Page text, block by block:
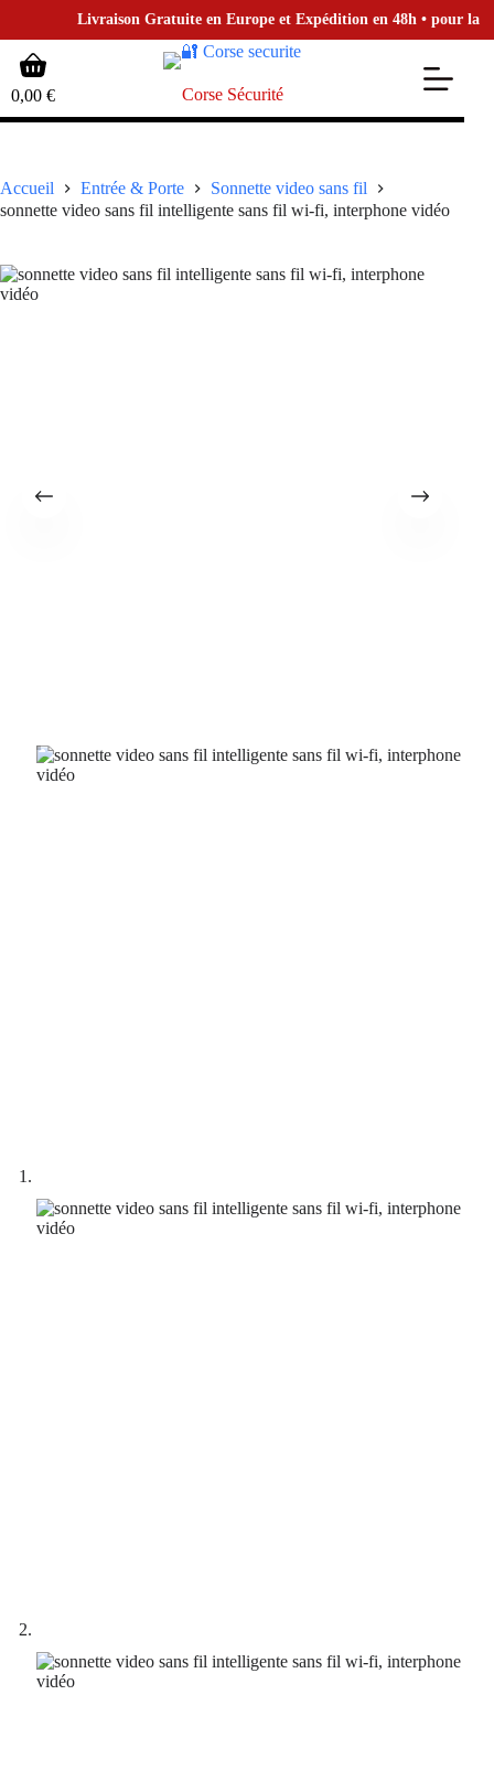
Livraison Gratuite en Europe et Expédition en 48h • pour la
contenu
Panier
d’achat
0,00 € Corse Sécurité
Accueil Entrée & Porte
Sonnette video sans fil
sonnette video sans fil intelligente sans fil wi-fi, interphone vidéo